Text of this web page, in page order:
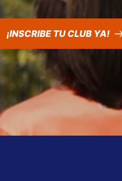
¡INSCRIBE TU CLUB YA!